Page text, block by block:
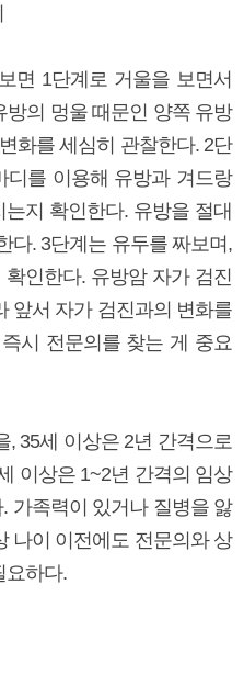
면 1단계로 거울을 보면서
의 멍울 때문인 양쪽 유방
화를 세심히 관찰한다. 2단
디를 이용해 유방과 겨드랑
지 확인한다. 유방을 절대
다. 3단계는 유두를 짜보며,
인한다. 유방암 자가 검진
앞서 자가 검진과의 변화를
시 전문의를 찾는 게 중요
, 35세 이상은 2년 간격으로
이상은 1~2년 간격의 임상
가족력이 있거나 질병을 앓
나이 이전에도 전문의와 상
요하다.